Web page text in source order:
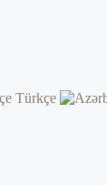
Türkçe